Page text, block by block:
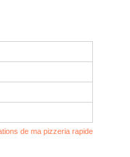
de ma pizzeria rapide